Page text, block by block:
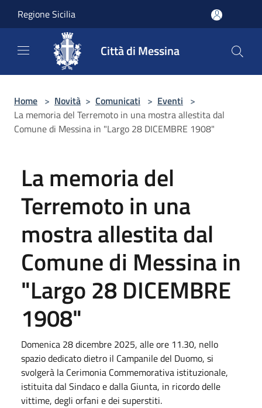
Regione Sicilia
Città di Messina
Home > Novità > Comunicati > Eventi >
La memoria del Terremoto in una mostra allestita dal
Comune di Messina in "Largo 28 DICEMBRE 1908"
La memoria del
Terremoto in una
mostra allestita dal
Comune di Messina in
"Largo 28 DICEMBRE
1908"
Domenica 28 dicembre 2025, alle ore 11.30, nello
spazio dedicato dietro il Campanile del Duomo, si
svolgerà la Cerimonia Commemorativa istituzionale,
istituita dal Sindaco e dalla Giunta, in ricordo delle
vittime, degli orfani e dei superstiti.